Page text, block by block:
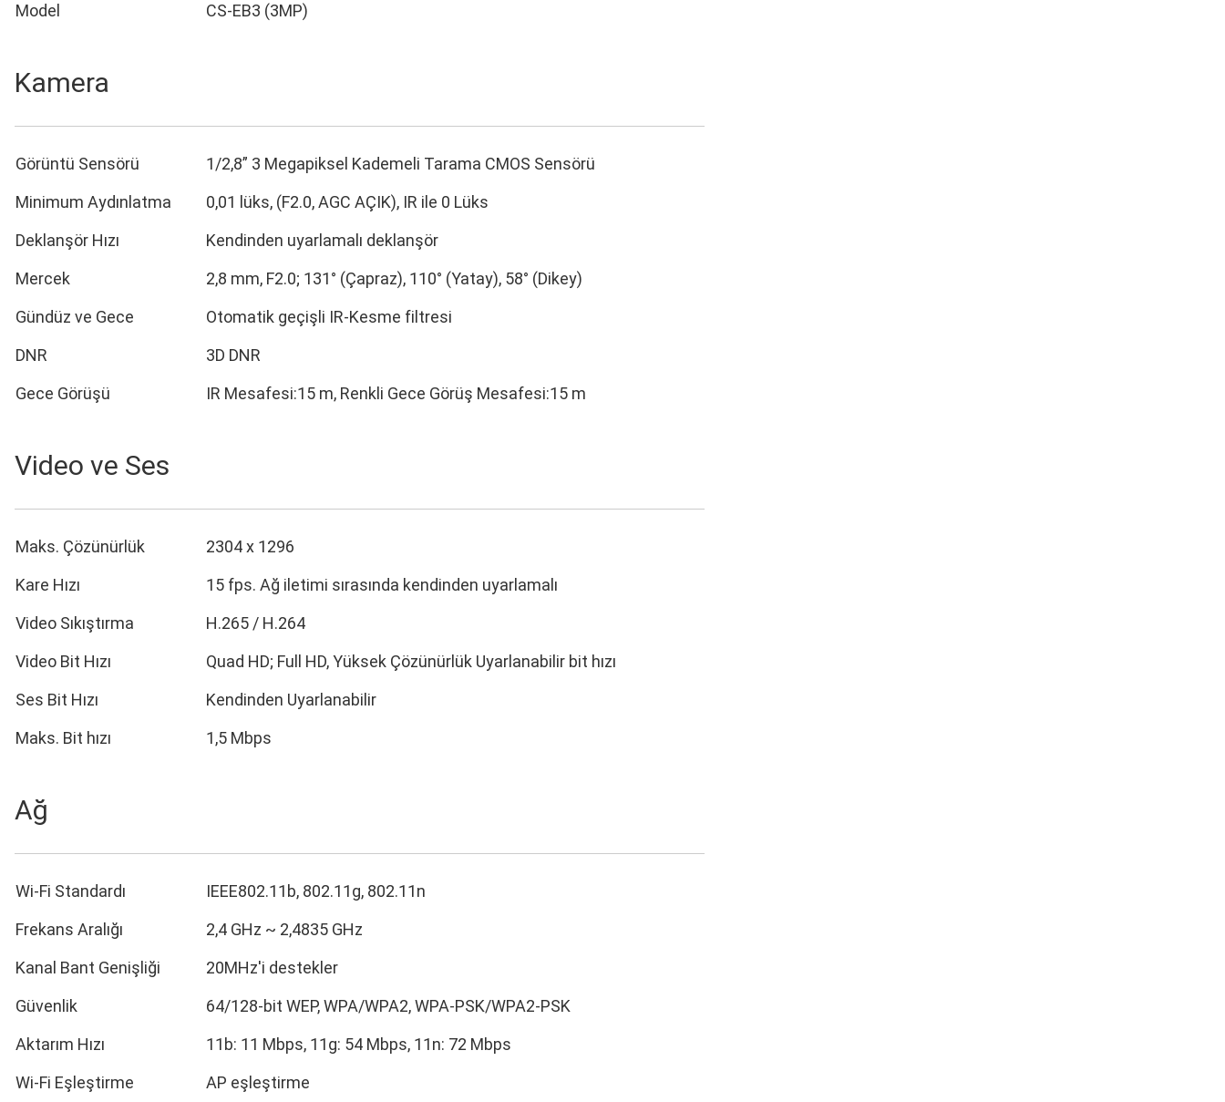
Model CS-EB3 (3MP)
Kamera
Görüntü Sensörü
1/2,8” 3 Megapiksel Kademeli Tarama CMOS Sensörü
Minimum Aydınlatma
0,01 lüks, (F2.0, AGC AÇIK), IR ile 0 Lüks
Deklanşör Hızı
Kendinden uyarlamalı deklanşör
Mercek
2,8 mm, F2.0; 131° (Çapraz), 110° (Yatay), 58° (Dikey)
Gündüz ve Gece
Otomatik geçişli IR-Kesme filtresi
DNR
3D DNR
Gece Görüşü
IR Mesafesi:15 m, Renkli Gece Görüş Mesafesi:15 m
Video ve Ses
Maks. Çözünürlük
2304 x 1296
Kare Hızı
15 fps. Ağ iletimi sırasında kendinden uyarlamalı
Video Sıkıştırma
H.265 / H.264
Video Bit Hızı
Quad HD; Full HD, Yüksek Çözünürlük Uyarlanabilir bit hızı
Ses Bit Hızı
Kendinden Uyarlanabilir
Maks. Bit hızı
1,5 Mbps
Ağ
Wi-Fi Standardı
IEEE802.11b, 802.11g, 802.11n
Frekans Aralığı
2,4 GHz ~ 2,4835 GHz
Kanal Bant Genişliği
20MHz'i destekler
Güvenlik
64/128-bit WEP, WPA/WPA2, WPA-PSK/WPA2-PSK
Aktarım Hızı
11b: 11 Mbps, 11g: 54 Mbps, 11n: 72 Mbps
Wi-Fi Eşleştirme
AP eşleştirme